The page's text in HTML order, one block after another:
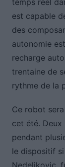
temps réel
est capable
des
autonomie
recharge
trentaine de
rythme de la
Ce robot
cet été. Deux
pendant
le dispositif